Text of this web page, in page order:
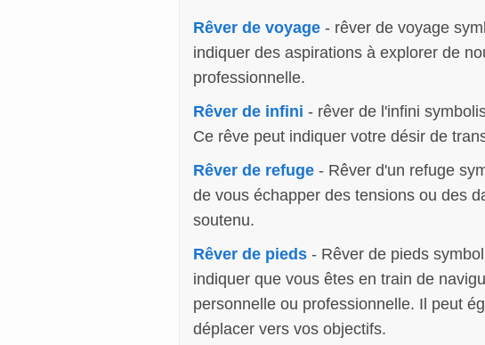
Rêver de voyage - rêver de voyage
indiquer des aspirations à explorer de
professionnelle.
Rêver de infini - rêver de l'infini
Ce rêve peut indiquer votre désir de
Rêver de refuge - Rêver d'un refuge
de vous échapper des tensions ou des
soutenu.
Rêver de pieds - Rêver de pieds
indiquer que vous êtes en train de
personnelle ou professionnelle. Il peut
déplacer vers vos objectifs.